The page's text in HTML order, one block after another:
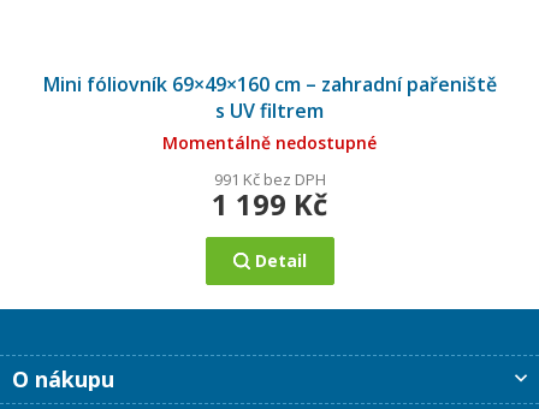
Mini fóliovník 69×49×160 cm – zahradní pařeniště
s UV filtrem
Momentálně nedostupné
991 Kč bez DPH
1 199 Kč
Detail
ZO nákupu